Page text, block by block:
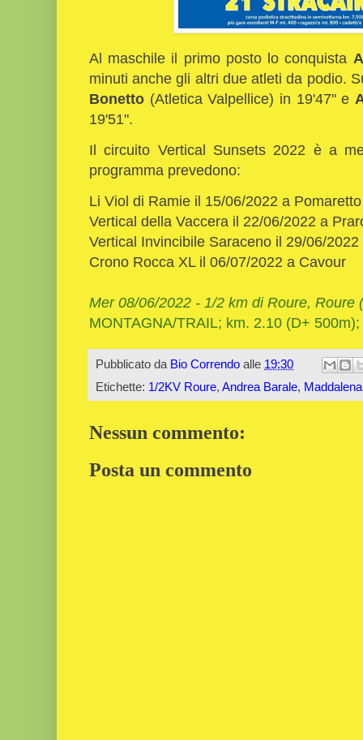
Al maschile il primo posto lo conquista
minuti anche gli altri due atleti da podio.
Bonetto (Atletica Valpellice) in 19'47" e
19'51".
Il circuito Vertical Sunsets 2022 è a
programma prevedono:
Li Viol di Ramie il 15/06/2022 a Pomaretto
Vertical della Vaccera il 22/06/2022 a
Vertical Invincibile Saraceno il 29/06/
Crono Rocca XL il 06/07/2022 a Cavour
Mer 08/06/2022 - 1/2 km di Roure, Roure
MONTAGNA/TRAIL; km. 2.10 (D+
Pubblicato da Bio Correndo alle 19:30
Etichette: 1/2KV Roure, Andrea Barale,
Nessun commento:
Posta un commento